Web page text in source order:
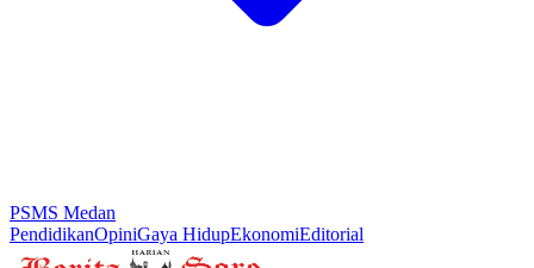
PSMS Medan
PendidikanOpiniGaya HidupEkonomiEditorial